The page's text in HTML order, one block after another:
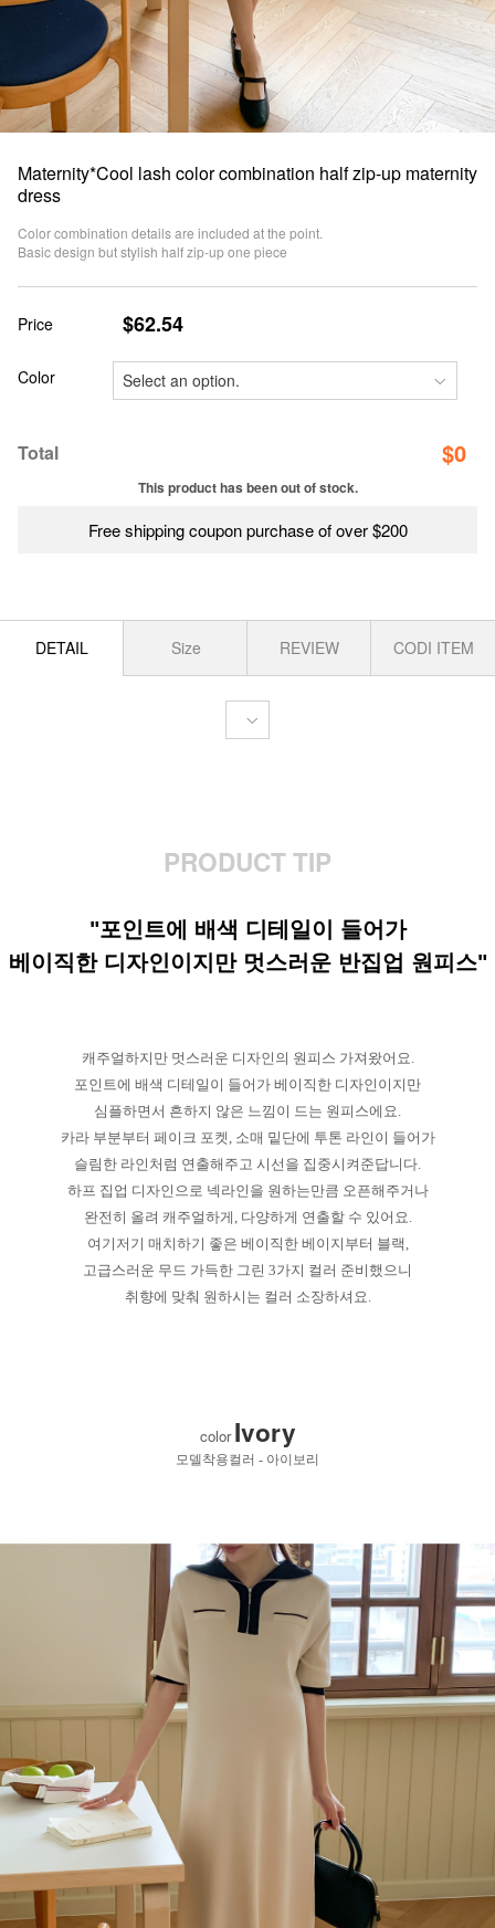
Maternity*Cool lash color combination half zip-up maternity
dress
Color combination details are included at the point.
Basic design but stylish half zip-up one piece
Price $62.54
Color
Total $0
This product has been out of stock.
Free shipping coupon purchase of over $200
DETAIL Size REVIEW CODI ITEM
PRODUCT TIP
"포인트에 배색 디테일이 들어가
베이직한 디자인이지만 멋스러운 반집업 원피스"
캐주얼하지만 멋스러운 디자인의 원피스 가져왔어요.
포인트에 배색 디테일이 들어가 베이직한 디자인이지만
심플하면서 흔하지 않은 느낌이 드는 원피스에요.
카라 부분부터 페이크 포켓, 소매 밑단에 투톤 라인이 들어가
슬림한 라인처럼 연출해주고 시선을 집중시켜준답니다.
하프 집업 디자인으로 넥라인을 원하는만큼 오픈해주거나
완전히 올려 캐주얼하게, 다양하게 연출할 수 있어요.
여기저기 매치하기 좋은 베이직한 베이지부터 블랙,
고급스러운 무드 가득한 그린 3가지 컬러 준비했으니
취향에 맞춰 원하시는 컬러 소장하셔요.
color Ivory
모델착용컬러 - 아이보리